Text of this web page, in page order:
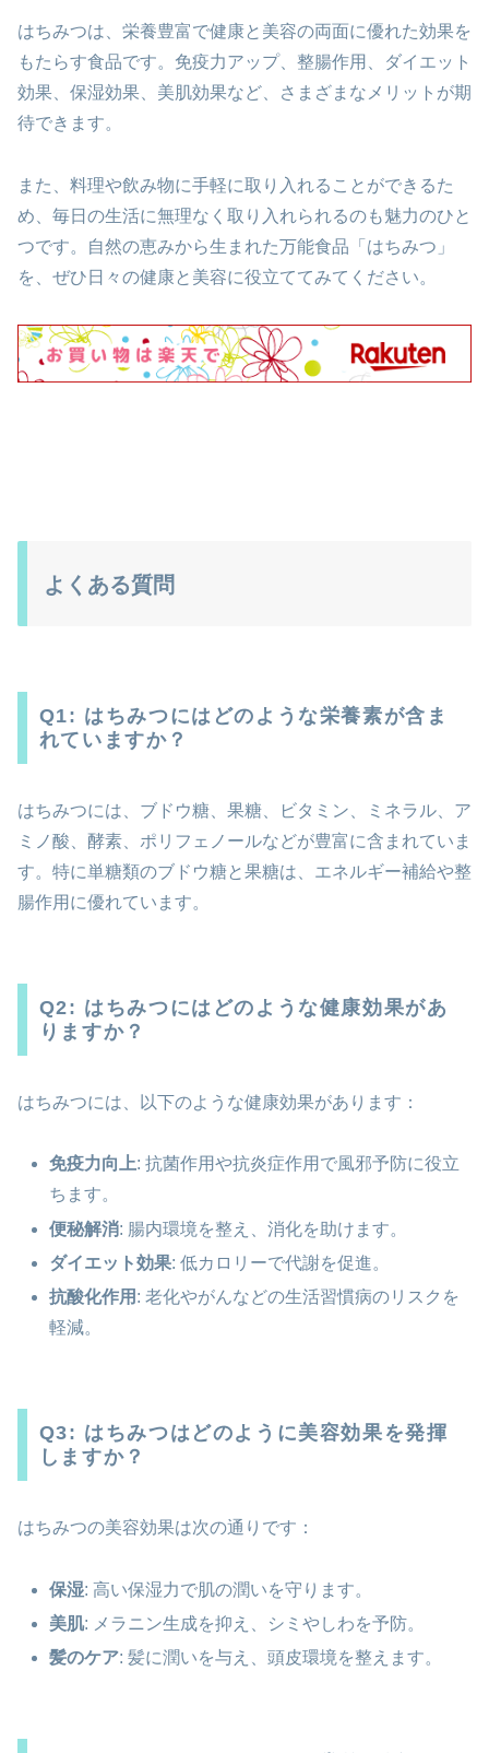
はちみつは、栄養豊富で健康と美容の両面に優れた効果を
もたらす食品です。免疫力アップ、整腸作用、ダイエット
効果、保湿効果、美肌効果など、さまざまなメリットが期
待できます。
また、料理や飲み物に手軽に取り入れることができるた
め、毎日の生活に無理なく取り入れられるのも魅力のひと
つです。自然の恵みから生まれた万能食品「はちみつ」
を、ぜひ日々の健康と美容に役立ててみてください。
よくある質問
Q1: はちみつにはどのような栄養素が含ま
れていますか？
はちみつには、ブドウ糖、果糖、ビタミン、ミネラル、ア
ミノ酸、酵素、ポリフェノールなどが豊富に含まれていま
す。特に単糖類のブドウ糖と果糖は、エネルギー補給や整
腸作用に優れています。
Q2: はちみつにはどのような健康効果があ
りますか？
はちみつには、以下のような健康効果があります：
免疫力向上: 抗菌作用や抗炎症作用で風邪予防に役立
ちます。
便秘解消: 腸内環境を整え、消化を助けます。
ダイエット効果: 低カロリーで代謝を促進。
抗酸化作用 : 老化やがんなどの生活習慣病のリスクを
軽減。
Q3: はちみつはどのように美容効果を発揮
しますか？
はちみつの美容効果は次の通りです：
保湿: 高い保湿力で肌の潤いを守ります。
美肌: メラニン生成を抑え、シミやしわを予防。
髪のケア: 髪に潤いを与え、頭皮環境を整えます。